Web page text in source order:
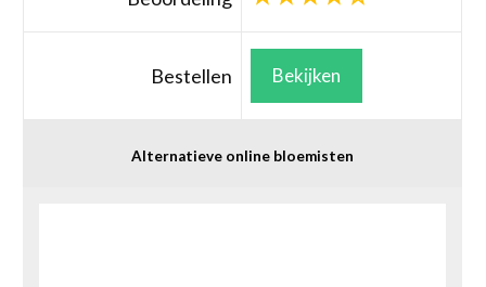
Bestellen Bekijken
Alternatieve online bloemisten